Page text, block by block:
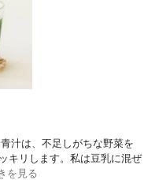
汁は、不足しがちな野菜を
キリします。私は豆乳に混ぜ
を見る